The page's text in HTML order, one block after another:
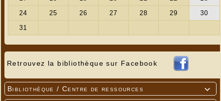
Retrouvez la bibliothèque sur Facebook

Bibliothèque / Centre de ressources